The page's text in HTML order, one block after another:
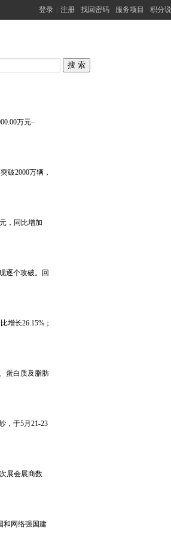
登录 注册 找回密码 服务项目 积分
万元–
破2000万辆，
，同比增加
逐个攻破。回
增长26.15%；
白质及脂肪
，于5月21-23
展会展商数
和网络强国建